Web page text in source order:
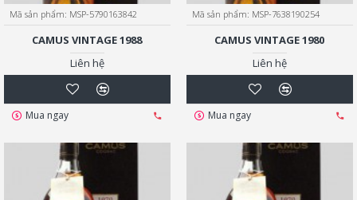
Mã sản phẩm: MSP-5790163842
CAMUS VINTAGE 1988
Liên hệ
Mua ngay
Mã sản phẩm: MSP-7638190254
CAMUS VINTAGE 1980
Liên hệ
Mua ngay